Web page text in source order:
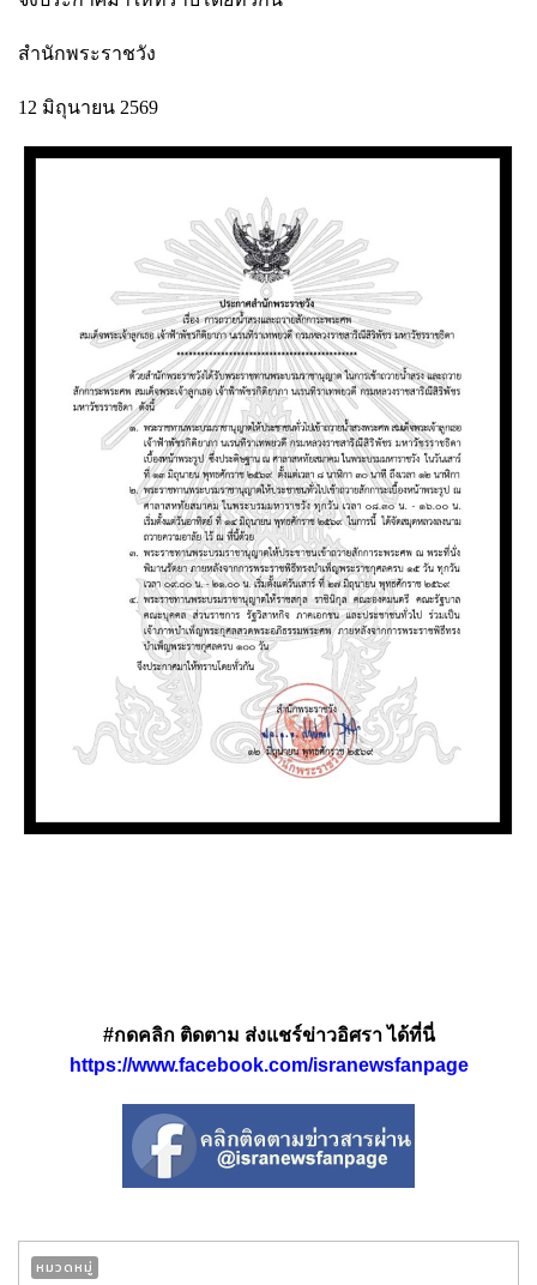
สำนักพระราชวัง
12 มิถุนายน 2569
#กดคลิก ติดตาม ส่งแชร์ข่าวอิศรา ได้ที่นี่
https://www.facebook.com/isranewsfanpage
หมวดหมู่